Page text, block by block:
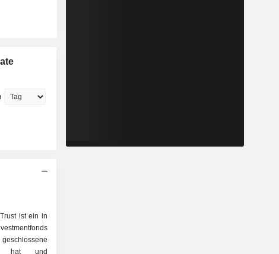
ist ein in
hat und